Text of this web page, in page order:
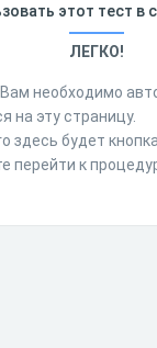
этот тест в
ЛЕГКО!
необходимо
на эту страницу.
здесь будет
перейти к